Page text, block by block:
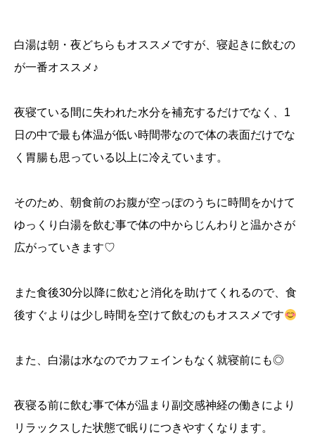
白湯は朝・夜どちらもオススメですが、寝起きに飲むの
が一番オススメ♪
夜寝ている間に失われた水分を補充するだけでなく、1
日の中で最も体温が低い時間帯なので体の表面だけでな
く胃腸も思っている以上に冷えています。
そのため、朝食前のお腹が空っぽのうちに時間をかけて
ゆっくり白湯を飲む事で体の中からじんわりと温かさが
広がっていきます♡
また食後30分以降に飲むと消化を助けてくれるので、食
後すぐよりは少し時間を空けて飲むのもオススメです
また、白湯は水なのでカフェインもなく就寝前にも◎
夜寝る前に飲む事で体が温まり副交感神経の働きにより
リラックスした状態で眠りにつきやすくなります。